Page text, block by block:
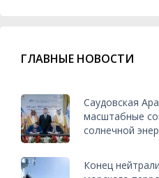
ГЛАВНЫЕ НОВОСТИ
Саудовская
масштабные
солнечной
Конец